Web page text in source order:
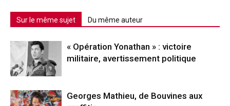
Sur le même sujet Du même auteur
« Opération Yonathan » : victoire
militaire, avertissement politique
Georges Mathieu, de Bouvines aux